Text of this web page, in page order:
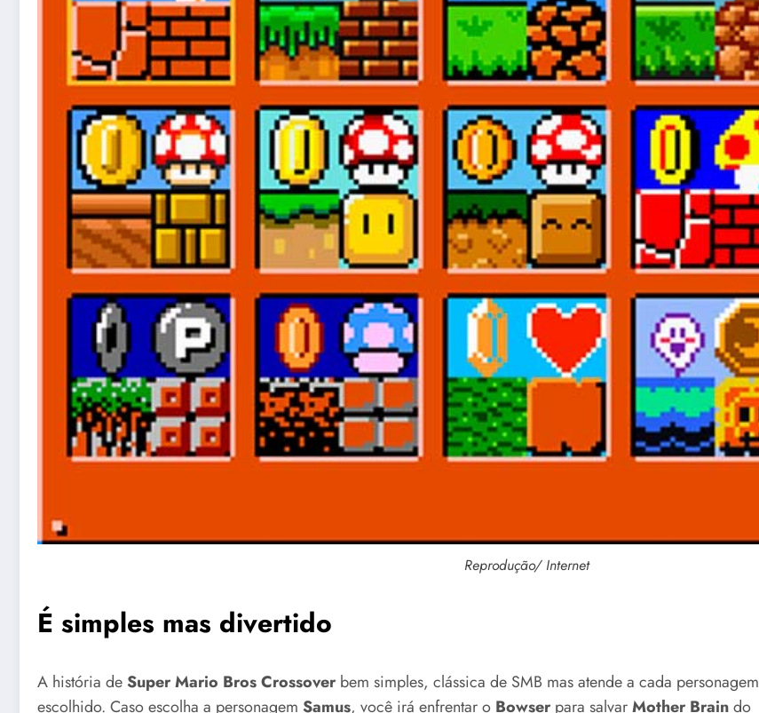
Reprodução/ Internet
É simples mas divertido
A história deSuper Mario Bros Crossover bem simples, clássica de SMB mas atende a cada personagem
escolhido. Caso escolha a personagem Samus, você irá enfrentar o Bowser para salvarMother Braindo